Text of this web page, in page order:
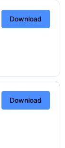
Download
Download